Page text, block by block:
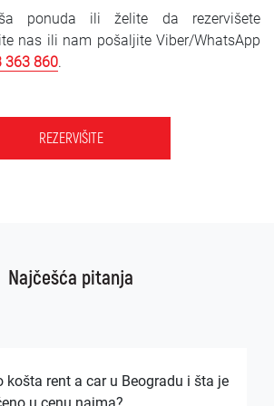
ponuda ili želite da rezervišete
nas ili nam pošaljite Viber/WhatsApp
363 860.
REZERVIŠITE
Najčešća pitanja
košta rent a car u Beogradu i šta je